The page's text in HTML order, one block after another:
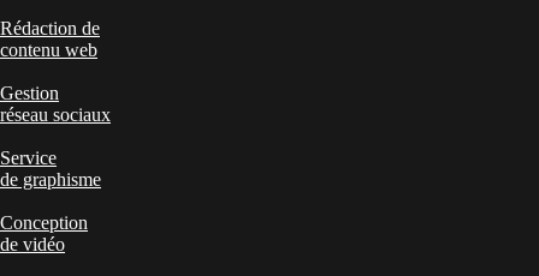
Rédaction de
contenu web
Gestion
réseau sociaux
Service
de graphisme
Conception
de vidéo